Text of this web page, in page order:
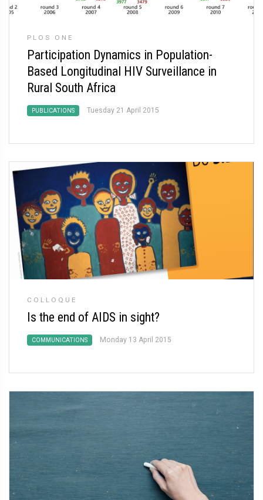
PLOS ONE
Participation Dynamics in Population-
Based Longitudinal HIV Surveillance in
Rural South Africa
PUBLICATIONS Tuesday 21 April 2015
COLLOQUE
Is the end of AIDS in sight?
COMMUNICATIONS Monday 13 April 2015